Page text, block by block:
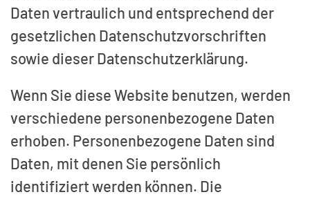
Daten vertraulich und entsprechend der
gesetzlichen Datenschutzvorschriften
sowie dieser Datenschutzerklärung.
Wenn Sie diese Website benutzen, werden
verschiedene personenbezogene Daten
erhoben. Personenbezogene Daten sind
Daten, mit denen Sie persönlich
identifiziert werden können. Die